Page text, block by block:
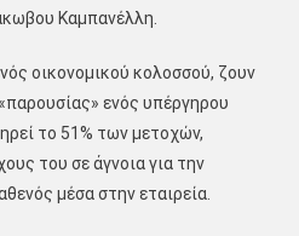
Καμπανέλλη.
οικονομικού κολοσσού, ζουν
ενός υπέργηρου
το 51% των μετοχών,
του σε άγνοια για την
μέσα στην εταιρεία.